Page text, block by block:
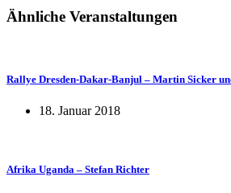
Ähnliche Veranstaltungen
Rallye Dresden-Dakar-Banjul – Martin Sicker
18. Januar 2018
Afrika Uganda – Stefan Richter